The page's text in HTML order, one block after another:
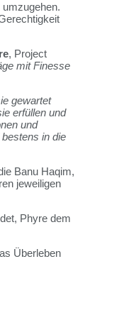
, Project
mit Finesse
gewartet
erfüllen und
und
in die
Banu Haqim,
jeweiligen
Phyre dem
Überleben